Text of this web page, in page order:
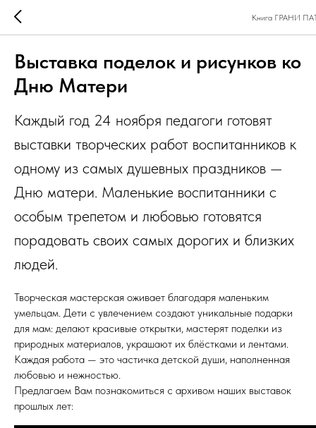
Книга ГРАНИ
Выставка поделок и рисунков ко
Дню Матери
Каждый год 24 ноября педагоги готовят
выставки творческих работ воспитанников к
одному из самых душевных праздников —
Дню матери. Маленькие воспитанники с
особым трепетом и любовью готовятся
порадовать своих самых дорогих и близких
людей.
Творческая мастерская оживает благодаря маленьким
умельцам. Дети с увлечением создают уникальные подарки
для мам: делают красивые открытки, мастерят поделки из
природных материалов, украшают их блёстками и лентами.
Каждая работа — это частичка детской души, наполненная
любовью и нежностью.
Предлагаем Вам познакомиться с архивом наших выставок
прошлых лет: